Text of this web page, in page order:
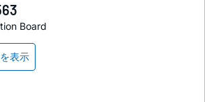
Board
表示